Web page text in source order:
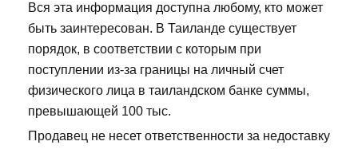
Вся эта информация доступна любому, кто может
быть заинтересован. В Таиланде существует
порядок, в соответствии с которым при
поступлении из-за границы на личный счет
физического лица в таиландском банке суммы,
превышающей 100 тыс.
Продавец не несет ответственности за недоставку